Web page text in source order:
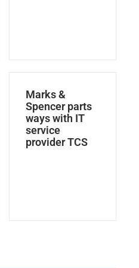
Marks &
Spencer parts
ways with IT
service
provider TCS